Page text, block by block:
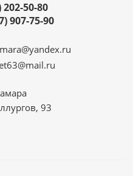
202-50-80
907-75-90
93